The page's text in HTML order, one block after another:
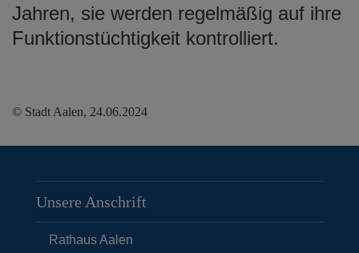
Jahren, sie werden regelmäßig auf ihre
Funktionstüchtigkeit kontrolliert.
© Stadt Aalen, 24.06.2024
Unsere Anschrift
Rathaus Aalen